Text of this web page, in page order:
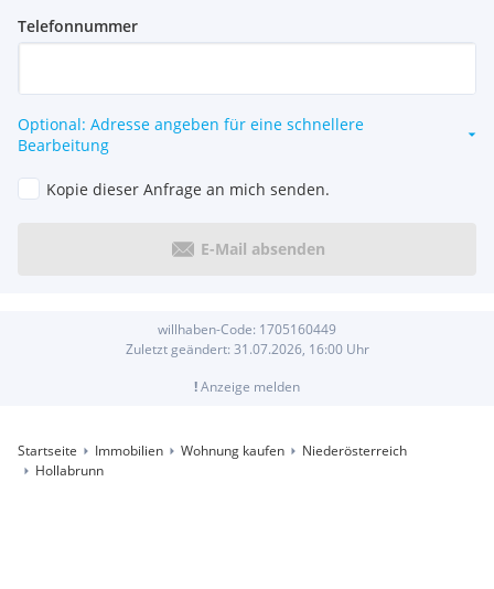
Telefonnummer
Optional: Adresse angeben für eine schnellere
Bearbeitung
Kopie dieser Anfrage an mich senden.
E-Mail absenden
willhaben-Code: 1705160449
Zuletzt geändert: 31.07.2026, 16:00Uhr
!Anzeige melden
Startseite Immobilien Wohnung kaufen
Niederösterreich
Hollabrunn